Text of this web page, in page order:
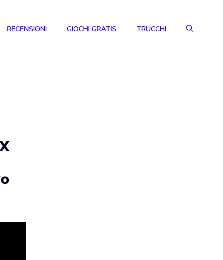
RECENSIONI GIOCHI GRATIS TRUCCHI